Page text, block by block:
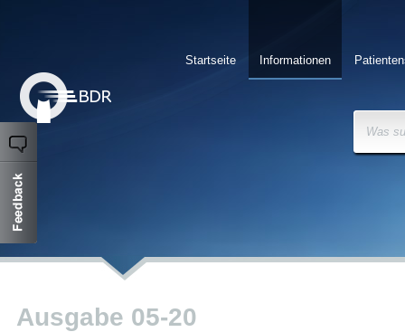
Informationen
Startseite
Was
Ausgabe 05-20